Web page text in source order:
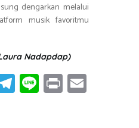
dengarkan melalui
musik favoritmu
Nadapdap)
T
el
Li
n
Pr
in